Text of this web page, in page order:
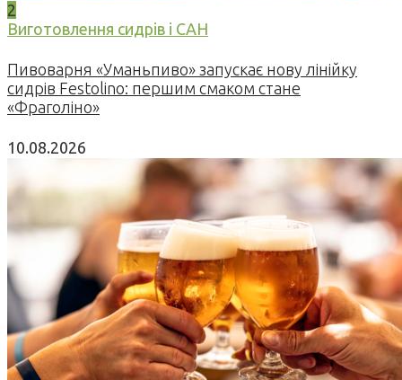
2
Виготовлення сидрів і САН
Пивоварня «Уманьпиво» запускає нову лінійку
сидрів Festolino: першим смаком стане
«Фраголіно»
10.08.2026